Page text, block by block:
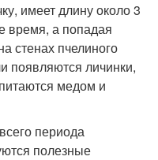
имеет длину около 3
время, а попадая
стенах пчелиного
появляются личинки,
медом и
периода
полезные